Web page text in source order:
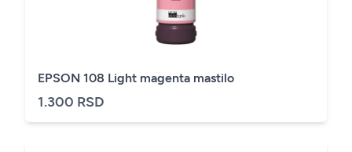
EPSON 108 Light magenta mastilo
1.300 RSD